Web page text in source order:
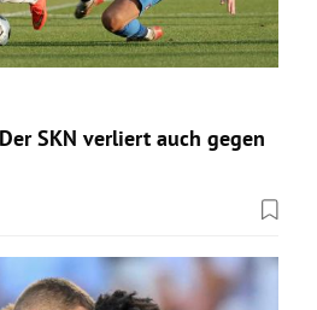
SKN verliert auch gegen